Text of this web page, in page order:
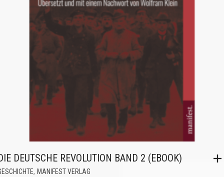
DEUTSCHE REVOLUTION BAND 2 (EBOOK)
, MANIFEST VERLAG